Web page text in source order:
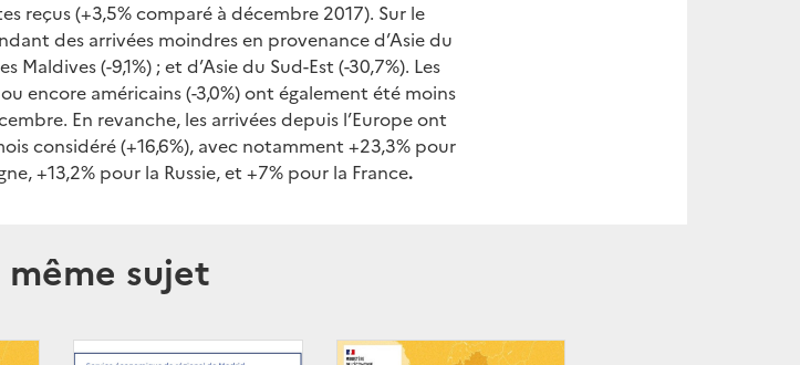
reçus (+3,5% comparé à décembre 2017). Sur le
des arrivées moindres en provenance d’Asie du
Maldives (-9,1%) ; et d’Asie du Sud-Est (-30,7%). Les
encore américains (-3,0%) ont également été moins
En revanche, les arrivées depuis l’Europe ont
considéré (+16,6%), avec notamment +23,3% pour
+13,2% pour la Russie, et +7% pour la France.
même sujet